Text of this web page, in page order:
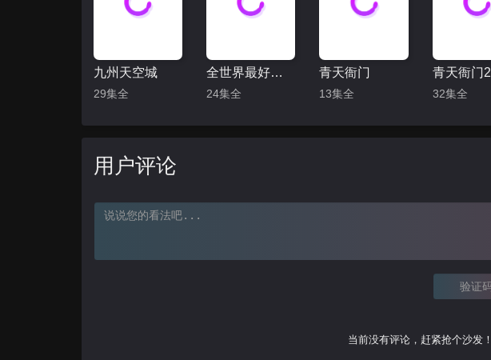
九州天空城
29集全
全世界最好的你
24集全
青天衙门
13集全
青天衙门2
32集全
用户评论
当前没有评论，赶紧抢个沙发！